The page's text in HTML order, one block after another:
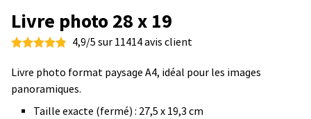
Livre photo 28 x 19
4,9/5 sur 11414 avis client
Livre photo format paysage A4, idéal pour les images
panoramiques.
Taille exacte (fermé) : 27,5 x 19,3 cm